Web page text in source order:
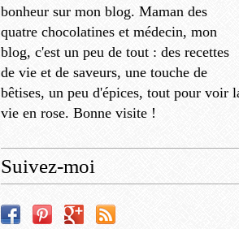
bonheur sur mon blog. Maman des
quatre chocolatines et médecin, mon
blog, c'est un peu de tout : des recettes
de vie et de saveurs, une touche de
bêtises, un peu d'épices, tout pour voir
vie en rose. Bonne visite !
Suivez-moi